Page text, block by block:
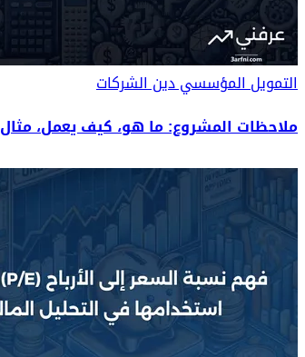
التمويل المؤسسيدين الشركات
ملاحظات المشروع: ما هو، كيف يعمل، مثال